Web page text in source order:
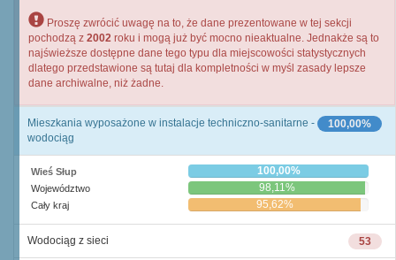
Proszę zwrócić uwagę na to, że dane prezentowane w tej sekcji
pochodzą z 2002 roku i mogą już być mocno nieaktualne. Jednakże są to
najświeższe dostępne dane tego typu dla miejscowości statystycznych
dlatego przedstawione są tutaj dla kompletności w myśl zasady lepsze
dane archiwalne, niż żadne.
100,00%
Mieszkania wyposażone w instalacje techniczno-sanitarne -
wodociąg
Wieś Słup 100,00%
Województwo 98,11%
Cały kraj 95,62%
53
Wodociąg z sieci